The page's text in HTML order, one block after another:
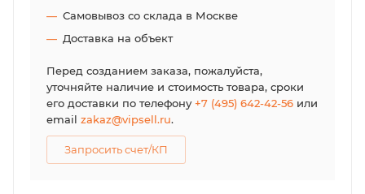
Самовывоз со склада в Москве
Доставка на объект
Перед созданием заказа, пожалуйста,
уточняйте наличие и стоимость товара, сроки
его доставки по телефону+7 (495) 642-42-56 или
email zakaz@vipsell.ru.
Запросить счет/КП